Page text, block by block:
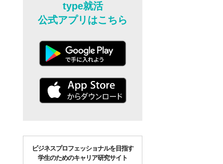
type就活
公式アプリはこちら
ビジネスプロフェッショナルを目指す
学生のためのキャリア研究サイト